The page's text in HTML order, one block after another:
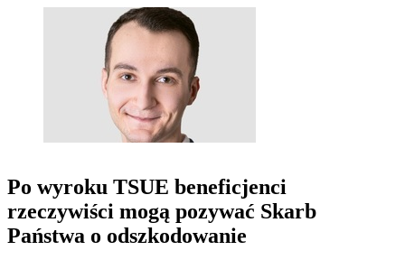
Po wyroku TSUE beneficjenci
rzeczywiści mogą pozywać Skarb
Państwa o odszkodowanie